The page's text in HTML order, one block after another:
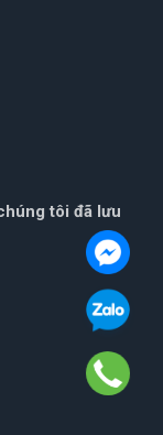
tôi đã lưu